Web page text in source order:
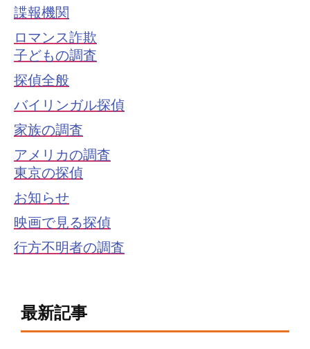
諜報機関
ロマンス詐欺
子どもの調査
探偵全般
バイリンガル探偵
家族の調査
アメリカの調査
東京の探偵
お知らせ
映画で見る探偵
行方不明者の調査
最新記事